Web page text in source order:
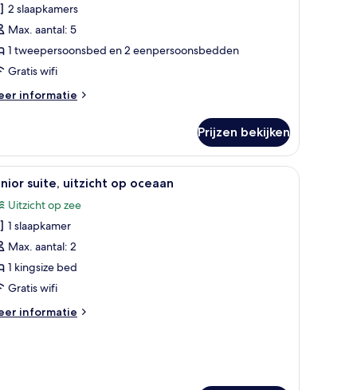
2 slaapkamers
Max. aantal: 5
1 tweepersoonsbed en 2 eenpersoonsbedden
Gratis wifi
informatie
Prijzen bekijken
een tafel en stoelen.
op de kamer, een bureau Hotelkamer met een bed voorzien van een
6 suite, uitzicht op oceaan
Uitzicht op zee
1 slaapkamer
Max. aantal: 2
1 kingsize bed
Gratis wifi
informatie